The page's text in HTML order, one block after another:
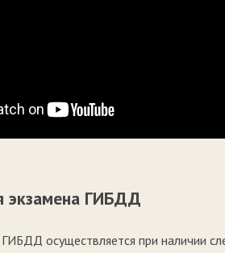
экзамена ГИБДД
осуществляется при наличии